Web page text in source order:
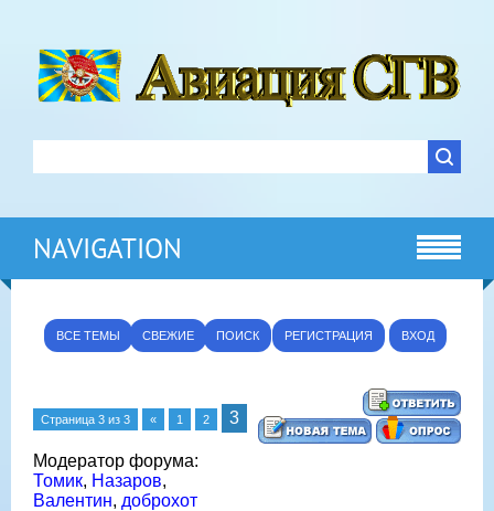
NAVIGATION
ВСЕ ТЕМЫ СВЕЖИЕ ПОИСК РЕГИСТРАЦИЯ ВХОД
Страница 3 из 3 « 1 2 3
Модератор форума:
Томик, Назаров,
Валентин, доброхот